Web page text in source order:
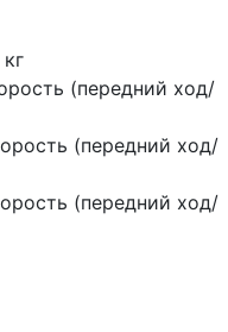
(передний ход/
(передний ход/
(передний ход/